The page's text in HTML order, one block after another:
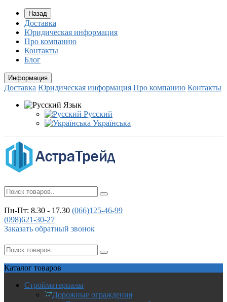
Назад
Доставка
Юридическая информация
Про компанию
Контакты
Блог
Информация
Доставка Юридическая информация Про компанию Контакты
Язык
Русский
Українська
Пн-Пт: 8.30 - 17.30 (066)125-46-99
(098)621-30-27
Заказать обратный звонок
Каталог товаров
Стройматериалы
Дорожные ограждения